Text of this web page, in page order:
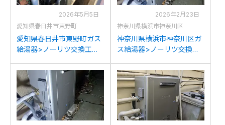
2026年5月5日
愛知県春日井市東野町
愛知県春日井市東野町ガス
給湯器>ノーリツ交換工事
A1610SAからノーリツGT-
C1672SAR BLへの交換
2026年2月23日
神奈川県横浜市神奈川区
神奈川県横浜市神奈川区ガ
ス給湯器>ノーリツ交換工
2028SARXからノーリツ
GT-C1672SAR BLへの交換